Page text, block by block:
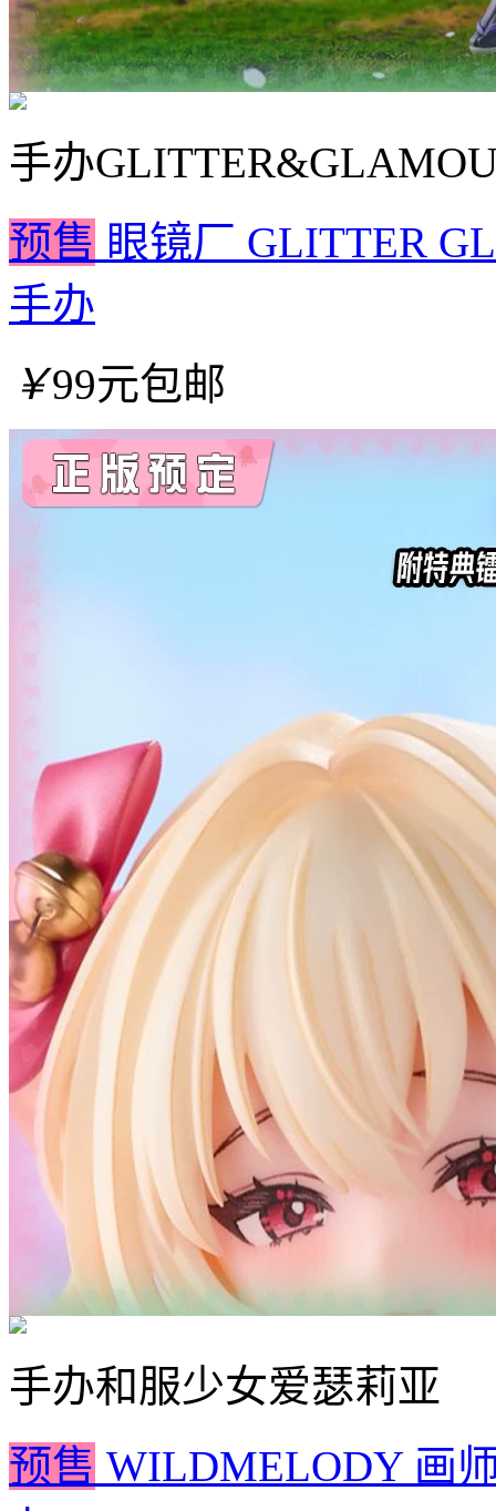
手办
预售 眼镜厂 GLITTER
手办
￥99元包邮
手办和服少女爱瑟莉亚
预售 WILDMELODY 画